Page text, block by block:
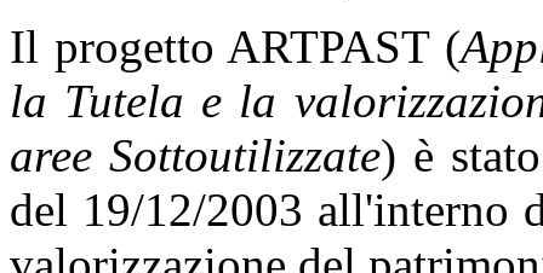
Il progetto ARTPAST (
la Tutela e la
aree Sottoutilizzate) è
del 19/12/2003 all'interno